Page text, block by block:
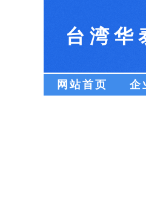
台湾华
网站首页 企